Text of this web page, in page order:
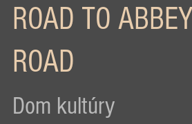
ROAD TO ABBEY
ROAD
Dom kultúry